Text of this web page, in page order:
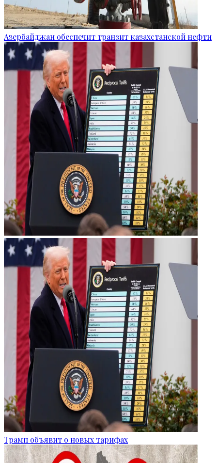
Азербайджан обеспечит транзит казахстанской нефти
Трамп объявит о новых тарифах